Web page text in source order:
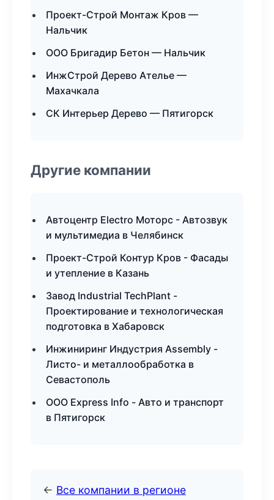
Проект-Строй Монтаж Кров —
Нальчик
ООО Бригадир Бетон — Нальчик
ИнжСтрой Дерево Ателье —
Махачкала
СК Интерьер Дерево — Пятигорск
Другие компании
Автоцентр Electro Моторс - Автозвук
и мультимедиа в Челябинск
Проект-Строй Контур Кров - Фасады
и утепление в Казань
Завод Industrial TechPlant -
Проектирование и технологическая
подготовка в Хабаровск
Инжиниринг Индустрия Assembly -
Листо- и металлообработка в
Севастополь
ООО Express Info - Авто и транспорт
в Пятигорск
← Все компании в регионе